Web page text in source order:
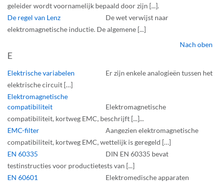
geleider wordt voornamelijk bepaald door zijn [...].
De regel van Lenz
De wet verwijst naar
elektromagnetische inductie. De algemene [...]
Nach oben
E
Elektrische variabelen
Er zijn enkele analogieën tussen het
elektrische circuit […]
Elektromagnetische
compatibiliteit
Elektromagnetische
compatibiliteit, kortweg EMC, beschrijft [...]...
EMC-filter
Aangezien elektromagnetische
compatibiliteit, kortweg EMC, wettelijk is geregeld […]
EN 60335
DIN EN 60335 bevat
testinstructies voor productietests van [...]
EN 60601
Elektromedische apparaten